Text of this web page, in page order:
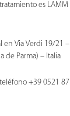
es LAMM
en Via Verdi 19/21
de Parma) – Italia
+39 0521